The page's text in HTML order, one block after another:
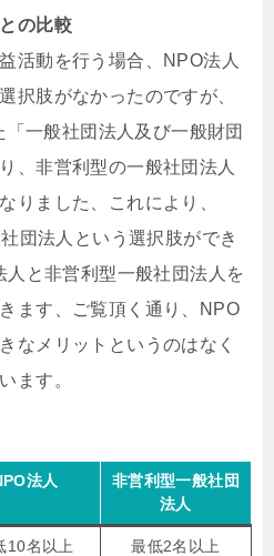
の比較
活動を行う場合、NPO法人
択肢がなかったのですが、
一般社団法人及び一般財団
、非営利型の一般社団法人
りました、これにより、
団法人という選択肢ができ
と非営利型一般社団法人を
ます、ご覧頂く通り、NPO
なメリットというのはなく
ます。
法人
非営利型一般社団
法人
10名以上 最低2名以上